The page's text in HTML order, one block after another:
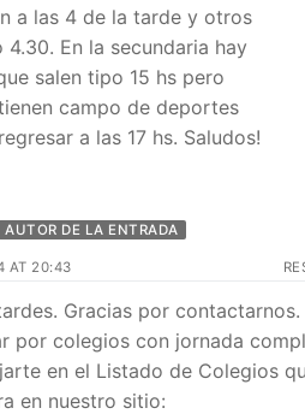
a las 4 de la tarde y otros
4.30. En la secundaria hay
salen tipo 15 hs pero
campo de deportes
a las 17 hs. Saludos!
AUTOR DE LA ENTRADA
AT 20:43
Gracias por contactarnos.
por colegios con jornada
en el Listado de Colegios
en nuestro sitio: